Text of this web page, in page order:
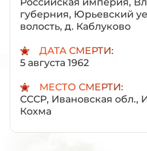
губерния, Юрьевский
волость, д. Каблуково
ДАТА СМЕРТИ:
5 августа 1962
МЕСТО СМЕРТИ:
СССР, Ивановская обл.,
Кохма